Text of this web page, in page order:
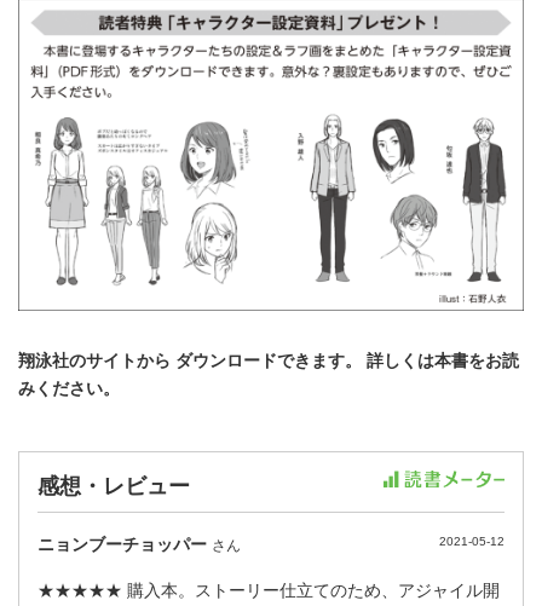
翔泳社のサイトから ダウンロードできます。 詳しくは本書をお読
みください。
感想・レビュー
ニョンブーチョッパー さん 2021-05-12
★★★★★ 購入本。ストーリー仕立てのため、アジャイル開